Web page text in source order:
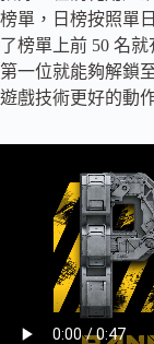
榜單，日榜按照單
了榜單上前 50 名
第一位就能夠解鎖
遊戲技術更好的動